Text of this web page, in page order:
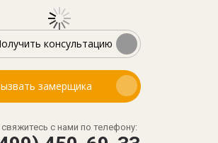
консультацию
замерщика
с нами по телефону: